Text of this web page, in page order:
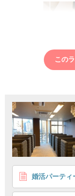
会った瞬間から
第一印象から素
この
婚活パーティ